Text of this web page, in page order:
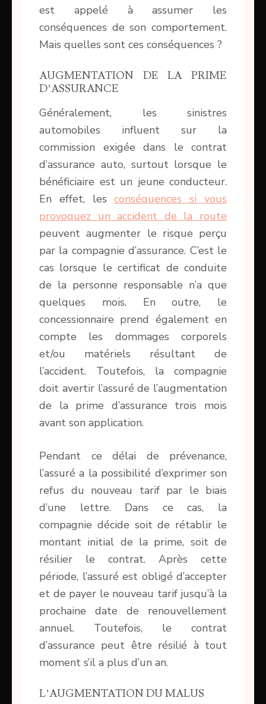
est appelé à assumer les
conséquences de son comportement.
Mais quelles sont ces conséquences ?
AUGMENTATION DE LA PRIME
D’ASSURANCE
Généralement, les sinistres
automobiles influent sur la
commission exigée dans le contrat
d’assurance auto, surtout lorsque le
bénéficiaire est un jeune conducteur.
En effet, lesconséquences si vous
provoquez un accident de la route
peuvent augmenter le risque perçu
par la compagnie d’assurance. C’est le
cas lorsque le certificat de conduite
de la personne responsable n’a que
quelques mois. En outre, le
concessionnaire prend également en
compte les dommages corporels
et/ou matériels résultant de
l’accident. Toutefois, la compagnie
doit avertir l’assuré de l’augmentation
de la prime d’assurance trois mois
avant son application.
Pendant ce délai de prévenance,
l’assuré a la possibilité d’exprimer son
refus du nouveau tarif par le biais
d’une lettre. Dans ce cas, la
compagnie décide soit de rétablir le
montant initial de la prime, soit de
résilier le contrat. Après cette
période, l’assuré est obligé d’accepter
et de payer le nouveau tarif jusqu’à la
prochaine date de renouvellement
annuel. Toutefois, le contrat
d’assurance peut être résilié à tout
moment s’il a plus d’un an.
L’AUGMENTATION DU MALUS